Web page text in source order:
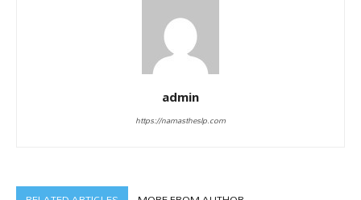
admin
https://namastheslp.com